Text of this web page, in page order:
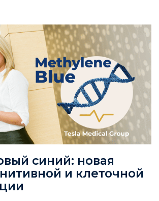
синий: новая
и клеточной